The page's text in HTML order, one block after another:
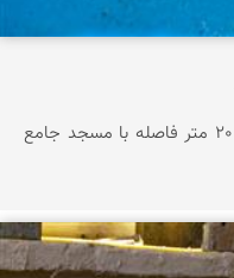
در بافت تاریخی و مرکز شهر قرار دارد. 20 متر فاصله با مسجد جامع